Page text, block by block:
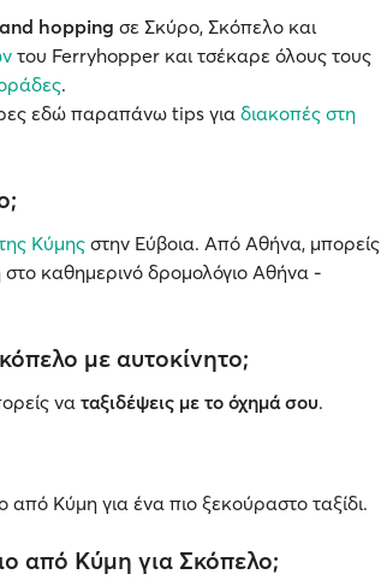
hopping σε Σκύρο, Σκόπελο και
του Ferryhopper και τσέκαρε όλους τους
.
εδώ παραπάνω tips για διακοπές στη
Κύμης στην Εύβοια. Από Αθήνα, μπορείς
στο καθημερινό δρομολόγιο Αθήνα -
με αυτοκίνητο;
ναταξιδέψεις με το όχημά σου.
από Κύμη για ένα πιο ξεκούραστο ταξίδι.
από Κύμη για Σκόπελο;